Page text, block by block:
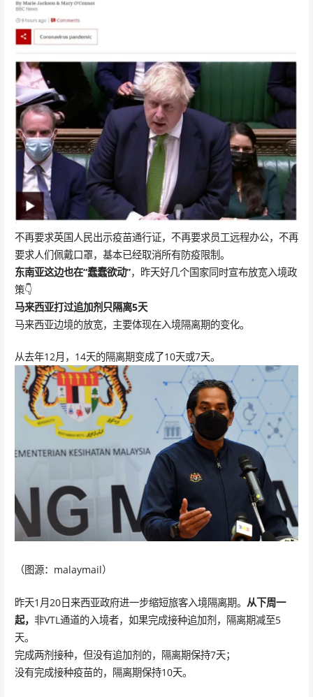
不再要求英国人民出示疫苗通行证，不再要求员工远程办公，不再
要求人们佩戴口罩，基本已经取消所有防疫限制。
东南亚这边也在“蠢蠢欲动”，昨天好几个国家同时宣布放宽入境政
策👇
马来西亚打过追加剂只隔离5天
马来西亚边境的放宽，主要体现在入境隔离期的变化。
从去年12月，14天的隔离期变成了10天或7天。
（图源：malaymail）
昨天1月20日来西亚政府进一步缩短旅客入境隔离期。 从下周一
起， 非VTL通道的入境者，如果完成接种追加剂，隔离期减至5
天。
完成两剂接种，但没有追加剂的，隔离期保持7天；
没有完成接种疫苗的，隔离期保持10天。